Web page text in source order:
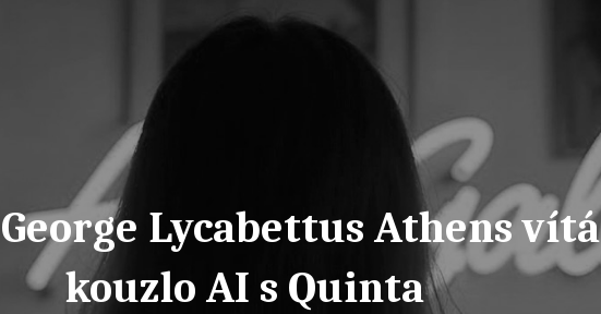
Lycabettus Athens vítá
kouzlo AI s Quinta